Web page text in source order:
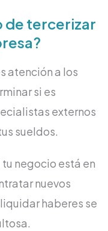
de tercerizar
atención a los
si es
externos
sueldos.
tu negocio está en
nuevos
haberes se